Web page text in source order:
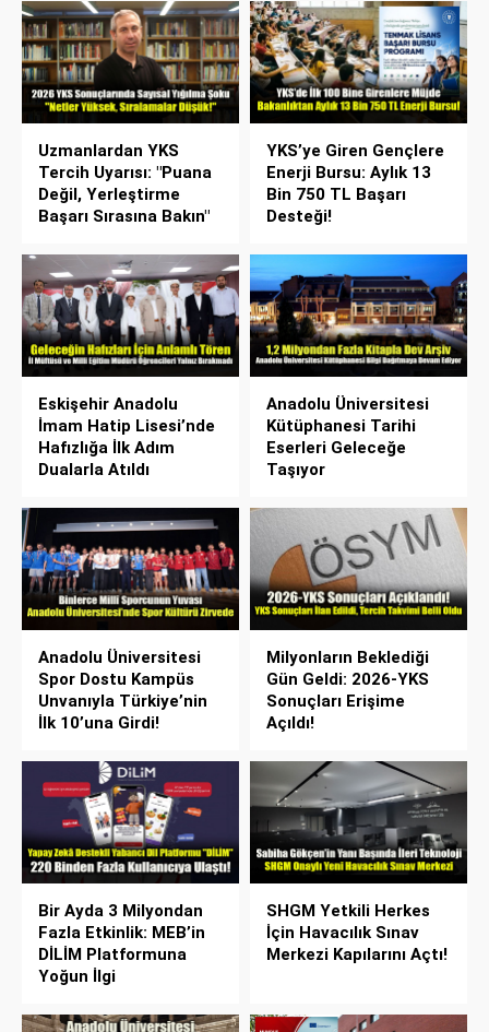
Uzmanlardan YKS
Tercih Uyarısı: "Puana
Değil, Yerleştirme
Başarı Sırasına Bakın"
YKS’ye Giren Gençlere
Enerji Bursu: Aylık 13
Bin 750 TL Başarı
Desteği!
Eskişehir Anadolu
İmam Hatip Lisesi’nde
Hafızlığa İlk Adım
Dualarla Atıldı
Anadolu Üniversitesi
Kütüphanesi Tarihi
Eserleri Geleceğe
Taşıyor
Anadolu Üniversitesi
Spor Dostu Kampüs
Unvanıyla Türkiye’nin
İlk 10’una Girdi!
Milyonların Beklediği
Gün Geldi: 2026-YKS
Sonuçları Erişime
Açıldı!
Bir Ayda 3 Milyondan
Fazla Etkinlik: MEB’in
DİLİM Platformuna
Yoğun İlgi
SHGM Yetkili Herkes
İçin Havacılık Sınav
Merkezi Kapılarını Açtı!